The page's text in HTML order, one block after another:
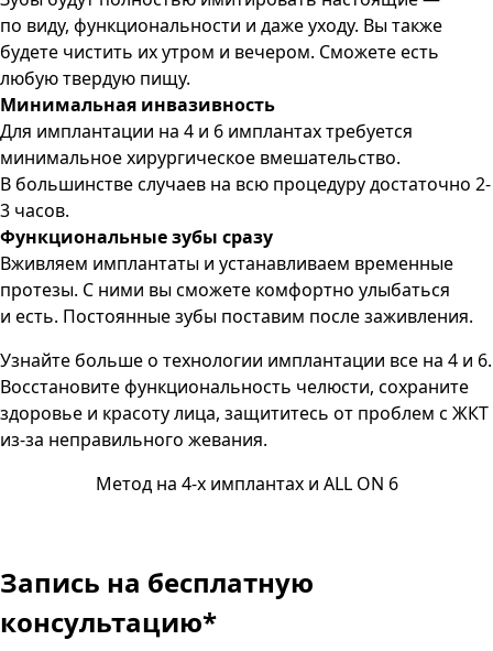
по виду, функциональности и даже уходу. Вы также
будете чистить их утром и вечером. Сможете есть
любую твердую пищу.
Минимальная инвазивность
Для имплантации на 4 и 6 имплантах требуется
минимальное хирургическое вмешательство.
В большинстве случаев на всю процедуру достаточно 2-
3 часов.
Функциональные зубы сразу
Вживляем имплантаты и устанавливаем временные
протезы. С ними вы сможете комфортно улыбаться
и есть. Постоянные зубы поставим после заживления.
Узнайте больше о технологии имплантации все на 4 и 6.
Восстановите функциональность челюсти, сохраните
здоровье и красоту лица, защититесь от проблем с ЖКТ
из-за неправильного жевания.
Метод на 4-х имплантах и ALL ON 6
Запись на бесплатную
консультацию*